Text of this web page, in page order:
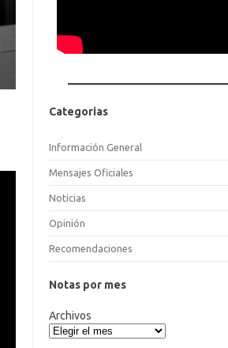
Categorias
Información General
Mensajes Oficiales
Noticias
Opinión
Recomendaciones
Notas por mes
Archivos